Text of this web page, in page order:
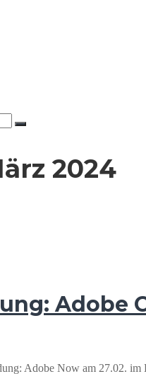
Suchen
2024
Adobe
Adobe Now am 27.02.